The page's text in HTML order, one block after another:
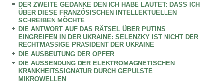
DER ZWEITE GEDANKE DEN ICH HABE LAUTET: DASS ICH
ÜBER DIESE FRANZÖSISCHEN INTELLEKTUELLEN
SCHREIBEN MÖCHTE
DIE ANTWORT AUF DAS RÄTSEL ÜBER PUTINS
EINGREIFEN IN DER UKRAINE: SELENZKY IST NICHT DER
RECHTMÄSSIGE PRÄSIDENT DER UKRAINE
DIE AUSBEUTUNG DER OPFER
DIE AUSSENDUNG DER ELEKTROMAGNETISCHEN
KRANKHEITSSIGNATUR DURCH GEPULSTE
MIKROWELLEN